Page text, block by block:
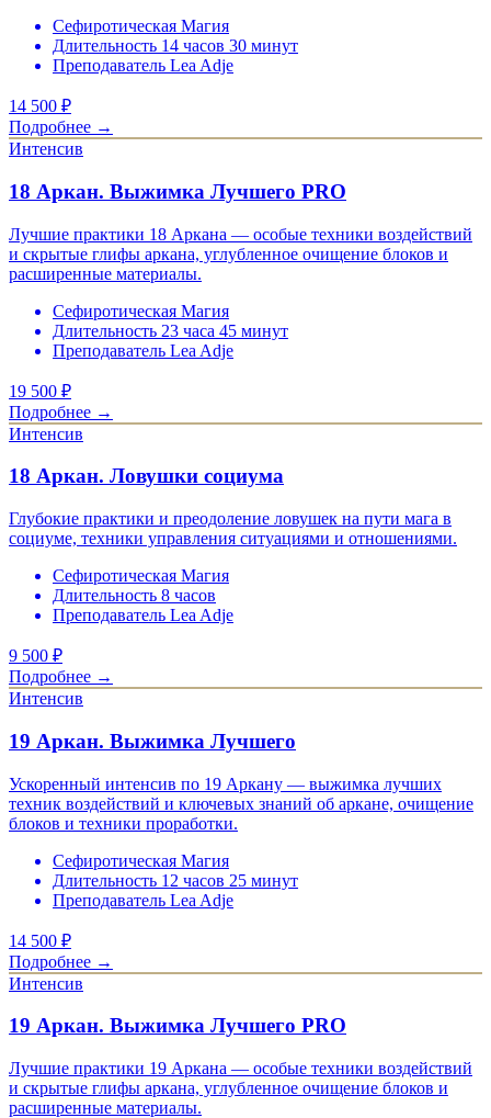
Сефиротическая Магия
Длительность 14 часов 30 минут
Преподаватель Lea Adje
14 500 ₽
Подробнее →
Интенсив
18 Аркан. Выжимка Лучшего PRO
Лучшие практики 18 Аркана — особые техники воздействий
и скрытые глифы аркана, углубленное очищение блоков и
расширенные материалы.
Сефиротическая Магия
Длительность 23 часа 45 минут
Преподаватель Lea Adje
19 500 ₽
Подробнее →
Интенсив
18 Аркан. Ловушки социума
Глубокие практики и преодоление ловушек на пути мага в
социуме, техники управления ситуациями и отношениями.
Сефиротическая Магия
Длительность 8 часов
Преподаватель Lea Adje
9 500 ₽
Подробнее →
Интенсив
19 Аркан. Выжимка Лучшего
Ускоренный интенсив по 19 Аркану — выжимка лучших
техник воздействий и ключевых знаний об аркане, очищение
блоков и техники проработки.
Сефиротическая Магия
Длительность 12 часов 25 минут
Преподаватель Lea Adje
14 500 ₽
Подробнее →
Интенсив
19 Аркан. Выжимка Лучшего PRO
Лучшие практики 19 Аркана — особые техники воздействий
и скрытые глифы аркана, углубленное очищение блоков и
расширенные материалы.